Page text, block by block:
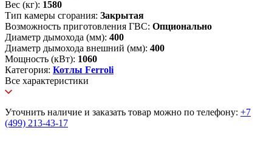
Вес (кг): 1580
Тип камеры сгорания: Закрытая
Возможность приготовления ГВС: Опционально
Диаметр дымохода (мм): 400
Диаметр дымохода внешний (мм): 400
Мощность (кВт): 1060
Категория: Котлы Ferroli
Все характеристики
Уточнить наличие и заказать товар можно по телефону: +7
(499) 213-43-17